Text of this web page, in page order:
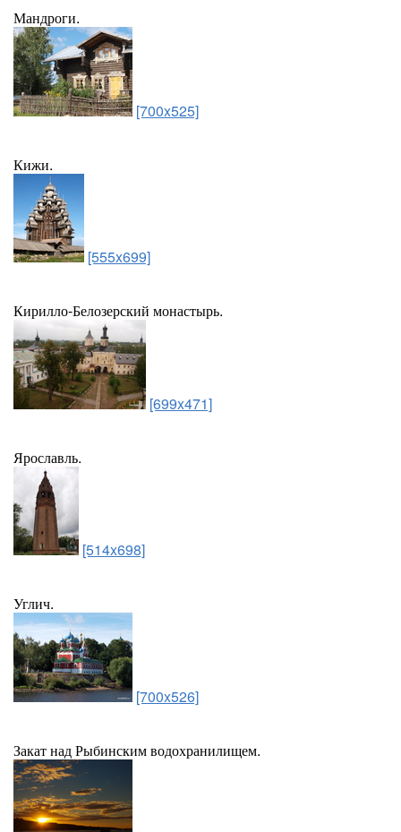
Мандроги.
[700x525]
Кижи.
[555x699]
Кирилло-Белозерский монастырь.
[699x471]
Ярославль.
[514x698]
Углич.
[700x526]
Закат над Рыбинским водохранилищем.